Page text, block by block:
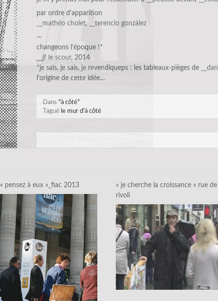
par ordre d’apparition
__mathéo cholet,
__terencio gonzàlez
—
changeons l’époque !*
__jf le scour, 2014
*je sais, je sais, je revendiqueps : les tableaux-pièges de
l’origine de cette idée…
Dans "à côté"
Tagué le mur d'à côté
« pensez à eux »_fiac 2013
« je cherche la croissance » rue de
rivoli